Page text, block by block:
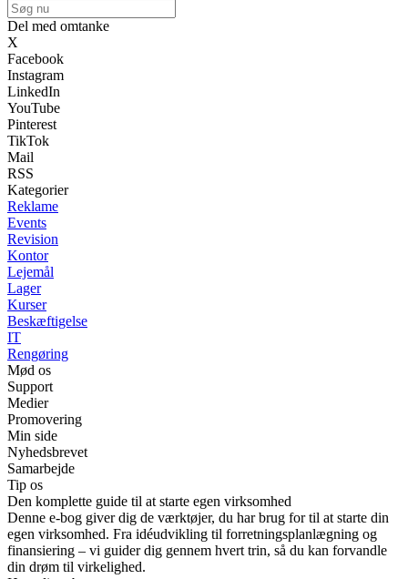
Del med omtanke
X
Facebook
Instagram
LinkedIn
YouTube
Pinterest
TikTok
Mail
RSS
Kategorier
Reklame
Events
Revision
Kontor
Lejemål
Lager
Kurser
Beskæftigelse
IT
Rengøring
Mød os
Support
Medier
Promovering
Min side
Nyhedsbrevet
Samarbejde
Tip os
Den komplette guide til at starte egen virksomhed
Denne e-bog giver dig de værktøjer, du har brug for til at starte din
egen virksomhed. Fra idéudvikling til forretningsplanlægning og
finansiering – vi guider dig gennem hvert trin, så du kan forvandle
din drøm til virkelighed.